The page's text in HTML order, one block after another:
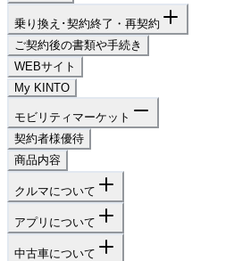
乗り換え･契約終了・再契約
ご契約後の書類や手続き
WEBサイト
My KINTO
モビリティマーケット
契約者様優待
商品内容
クルマについて
アプリについて
中古車について